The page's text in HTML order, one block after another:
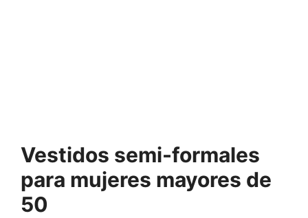
Vestidos semi-formales
para mujeres mayores de
50